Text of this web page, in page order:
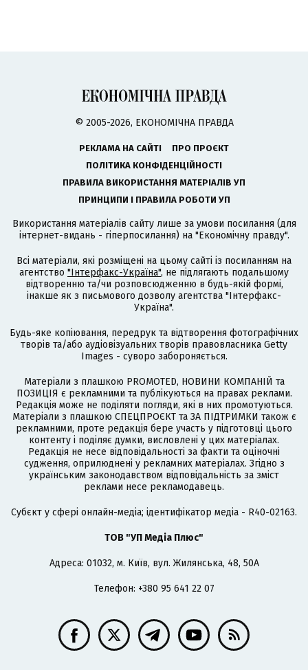
© 2005-2026, ЕКОНОМІЧНА ПРАВДА
РЕКЛАМА НА САЙТІ
ПРО ПРОЄКТ
ПОЛІТИКА КОНФІДЕНЦІЙНОСТІ
ПРАВИЛА ВИКОРИСТАННЯ МАТЕРІАЛІВ УП
ПРИНЦИПИ І ПРАВИЛА РОБОТИ УП
Використання матеріалів сайту лише за умови посилання (для
інтернет-видань - гіперпосилання) на "Економічну правду".
Всі матеріали, які розміщені на цьому сайті із посиланням на
агентство "Інтерфакс-Україна", не підлягають подальшому
відтворенню та/чи розповсюдженню в будь-якій формі,
інакше як з письмового дозволу агентства "Інтерфакс-
Україна".
Будь-яке копіювання, передрук та відтворення фотографічних
творів та/або аудіовізуальних творів правовласника Getty
Images - суворо забороняється.
Матеріали з плашкою PROMOTED, НОВИНИ КОМПАНІЙ та
ПОЗИЦІЯ є рекламними та публікуються на правах реклами.
Редакція може не поділяти погляди, які в них промотуються.
Матеріали з плашкою СПЕЦПРОЄКТ та ЗА ПІДТРИМКИ також є
рекламними, проте редакція бере участь у підготовці цього
контенту і поділяє думки, висловлені у цих матеріалах.
Редакція не несе відповідальності за факти та оціночні
судження, оприлюднені у рекламних матеріалах. Згідно з
українським законодавством відповідальність за зміст
реклами несе рекламодавець.
Cубєкт у сфері онлайн-медіа; ідентифікатор медіа - R40-02163.
ТОВ "УП Медіа Плюс"
Адреса: 01032, м. Київ, вул. Жилянська, 48, 50А
Телефон: +380 95 641 22 07